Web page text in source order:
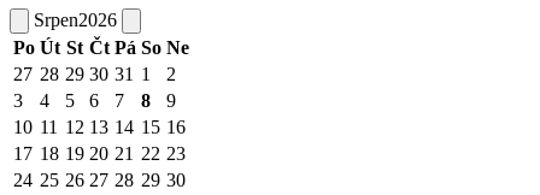
Srpen2026
Po Út St Čt Pá So Ne
27 28 29 30 31 1
2
3
4 5 6 7 8
9
10 11 12 13 14 15 16
17 18 19 20 21 22 23
24 25 26 27 28 29 30